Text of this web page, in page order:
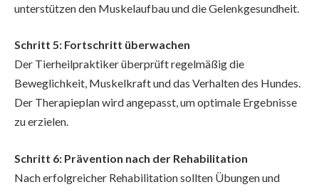
unterstützen den Muskelaufbau und die Gelenkgesundheit.
Schritt 5: Fortschritt überwachen
Der Tierheilpraktiker überprüft regelmäßig die
Beweglichkeit, Muskelkraft und das Verhalten des Hundes.
Der Therapieplan wird angepasst, um optimale Ergebnisse
zu erzielen.
Schritt 6: Prävention nach der Rehabilitation
Nach erfolgreicher Rehabilitation sollten Übungen und